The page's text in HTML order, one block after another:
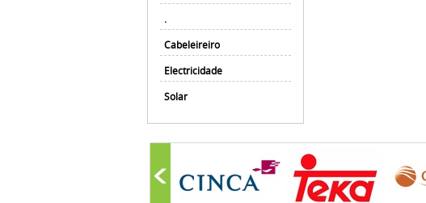
.
Cabeleireiro
Electricidade
Solar